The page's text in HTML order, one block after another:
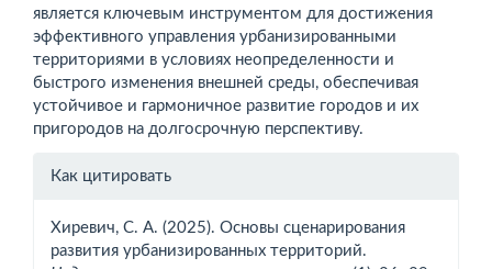
является ключевым инструментом для достижения
эффективного управления урбанизированными
территориями в условиях неопределенности и
быстрого изменения внешней среды, обеспечивая
устойчивое и гармоничное развитие городов и их
пригородов на долгосрочную перспективу.
Информация
Как цитировать
Хиревич, С. А. (2025). Основы сценарирования
развития урбанизированных территорий.